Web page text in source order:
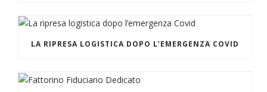
LA RIPRESA LOGISTICA DOPO L’EMERGENZA COVID